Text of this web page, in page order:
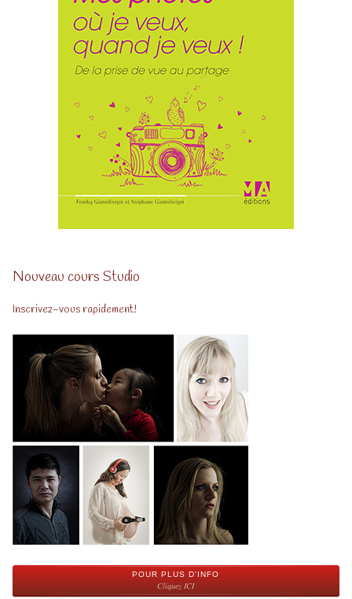
Nouveau cours Studio
Inscrivez-vous rapidement!
POUR PLUS D'INFO
Cliquez ICI